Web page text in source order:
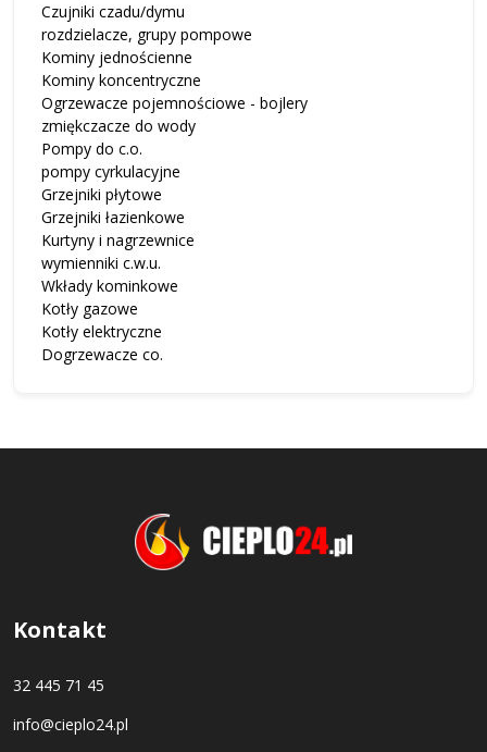
Czujniki czadu/dymu
rozdzielacze, grupy pompowe
Kominy jednościenne
Kominy koncentryczne
Ogrzewacze pojemnościowe - bojlery
zmiękczacze do wody
Pompy do c.o.
pompy cyrkulacyjne
Grzejniki płytowe
Grzejniki łazienkowe
Kurtyny i nagrzewnice
wymienniki c.w.u.
Wkłady kominkowe
Kotły gazowe
Kotły elektryczne
Dogrzewacze co.
Kontakt
32 445 71 45
info@cieplo24.pl